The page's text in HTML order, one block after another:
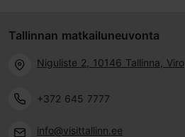
Tallinnan matkailuneuvonta
Niguliste 2, 10146 Tallinna, Viro
+372 645 7777
info@visittallinn.ee